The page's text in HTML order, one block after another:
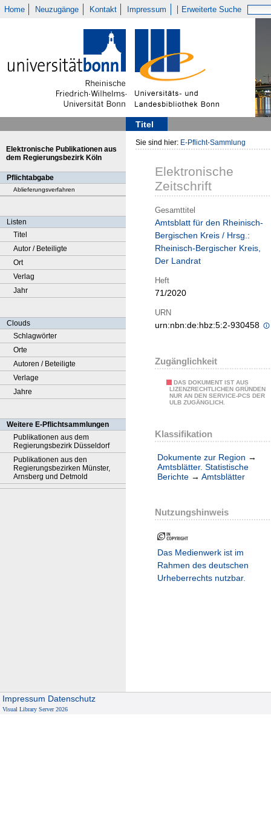
Home Neuzugänge Kontakt Impressum Erweiterte Suche
Titel
Elektronische Publikationen aus
dem Regierungsbezirk Köln
Pflichtabgabe
Ablieferungsverfahren
Listen
Titel
Autor / Beteiligte
Ort
Verlag
Jahr
Clouds
Schlagwörter
Orte
Autoren / Beteiligte
Verlage
Jahre
Weitere E-Pflichtsammlungen
Publikationen aus dem
Regierungsbezirk Düsseldorf
Publikationen aus den
Regierungsbezirken Münster,
Arnsberg und Detmold
Sie sind hier: E-Pflicht-Sammlung
Elektronische
Zeitschrift
Gesamttitel
Amtsblatt für den Rheinisch-
Bergischen Kreis / Hrsg.:
Rheinisch-Bergischer Kreis,
Der Landrat
Heft
71/2020
URN
urn:nbn:de:hbz:5:2-930458
Zugänglichkeit
DAS DOKUMENT IST AUS
LIZENZRECHTLICHEN GRÜNDEN
NUR AN DEN SERVICE-PCS DER
ULB ZUGÄNGLICH.
Klassifikation
Dokumente zur Region →
Amtsblätter. Statistische
Berichte → Amtsblätter
Nutzungshinweis
Das Medienwerk ist im
Rahmen des deutschen
Urheberrechts nutzbar.
Impressum Datenschutz
Visual Library Server 2026